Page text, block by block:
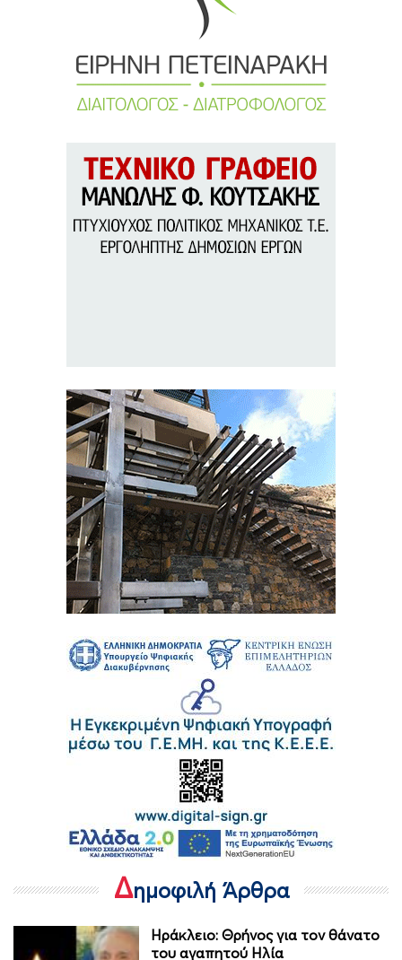
Δημοφιλή Άρθρα
Ηράκλειο: Θρήνος για τον θάνατο
του αγαπητού Ηλία